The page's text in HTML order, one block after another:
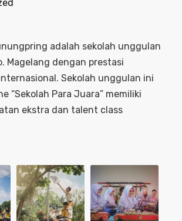
adalah sekolah unggulan
Magelang dengan prestasi
Sekolah unggulan ini
“Sekolah Para Juara” memiliki
ekstra dan talent class